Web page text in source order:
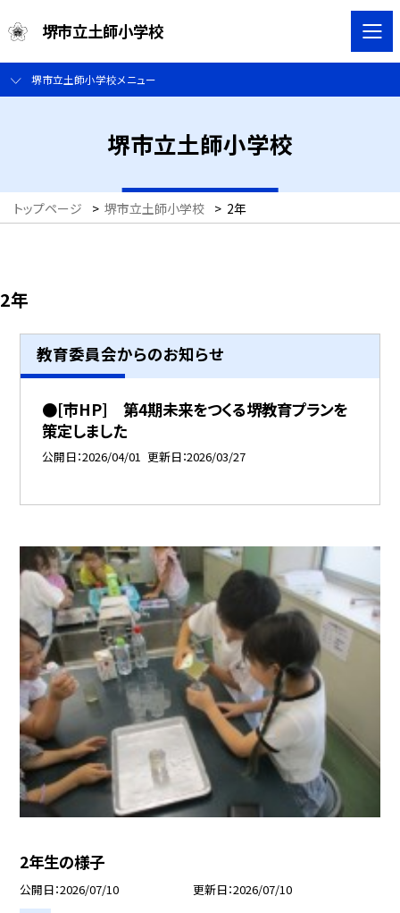
堺市立土師小学校
堺市立土師小学校メニュー
堺市立土師小学校
トップページ > 堺市立土師小学校 > 2年
2年
教育委員会からのお知らせ
●[市HP] 第4期未来をつくる堺教育プランを
策定しました
公開日 2026/04/01 更新日 2026/03/27
2年生の様子
公開日 2026/07/10 更新日 2026/07/10